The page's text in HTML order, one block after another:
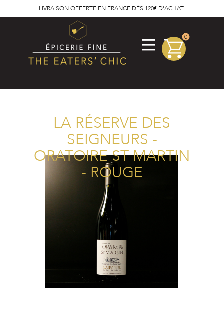
LIVRAISON OFFERTE EN FRANCE DÈS 120€ D'ACHAT.
0
LA RÉSERVE DES
SEIGNEURS -
ORATOIRE ST MARTIN
- ROUGE